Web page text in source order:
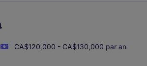
CA$120,000 - CA$130,000 par an